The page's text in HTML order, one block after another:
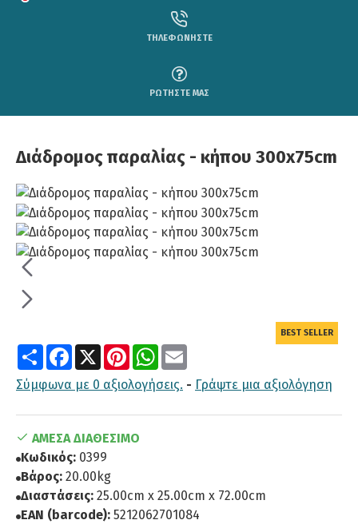
ΤΗΛΕΦΩΝΗΣΤΕ
ΡΩΤΗΣΤΕ ΜΑΣ
Διάδρομος παραλίας - κήπου 300x75cm
BEST SELLER
ShareFacebook
X PinterestWhatsApp
Σύμφωνα με 0 αξιολογήσεις. - Γράψτε μια αξιολόγηση
ΆΜΕΣΑ ΔΙΑΘΈΣΙΜΟ
Κωδικός: 0399
Βάρος: 20.00kg
Διαστάσεις: 25.00cm x 25.00cm x 72.00cm
EAN (barcode): 5212062701084